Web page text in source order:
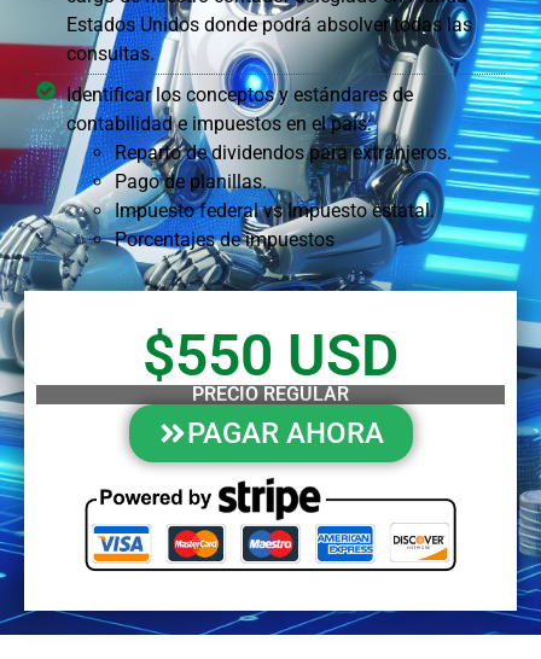
Estados Unidos donde podrá absolver todas las
consultas.
Identificar los conceptos y estándares de
contabilidad e impuestos en el país:
Reparto de dividendos para extranjeros.
Pago de planillas.
Impuesto federal vs Impuesto estatal.
Porcentajes de impuestos
$550 USD
PRECIO REGULAR
PAGAR AHORA